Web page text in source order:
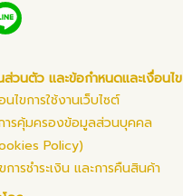
ส่วนตัว และข้อกำหนดและเงื่อนไข
ไขการใช้งานเว็บไซต์
ารคุ้มครองข้อมูลส่วนบุคคล
Policy)
ารชำระเงิน และการคืนสินค้า